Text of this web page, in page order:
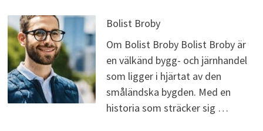
Bolist Broby
Om Bolist Broby Bolist Broby är
en välkänd bygg- och järnhandel
som ligger i hjärtat av den
småländska bygden. Med en
historia som sträcker sig …